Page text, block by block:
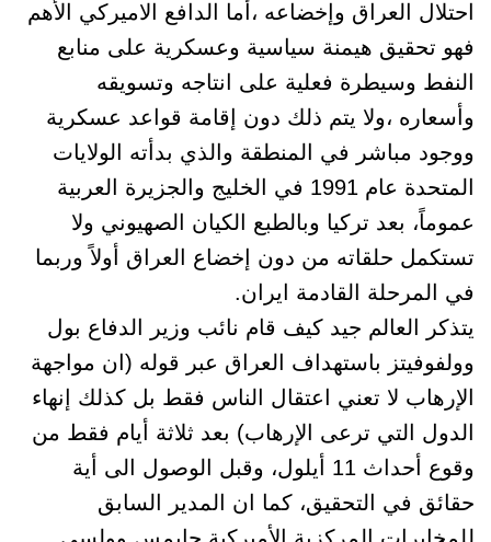
احتلال العراق وإخضاعه ،أما الدافع الاميركي الأهم
فهو تحقيق هيمنة سياسية وعسكرية على منابع
النفط وسيطرة فعلية على انتاجه وتسويقه
وأسعاره ،ولا يتم ذلك دون إقامة قواعد عسكرية
ووجود مباشر في المنطقة والذي بدأته الولايات
المتحدة عام 1991 في الخليج والجزيرة العربية
عموماً، بعد تركيا وبالطبع الكيان الصهيوني ولا
تستكمل حلقاته من دون إخضاع العراق أولاً وربما
في المرحلة القادمة ايران.
يتذكر العالم جيد كيف قام نائب وزير الدفاع بول
وولفوفيتز باستهداف العراق عبر قوله (ان مواجهة
الإرهاب لا تعني اعتقال الناس فقط بل كذلك إنهاء
الدول التي ترعى الإرهاب) بعد ثلاثة أيام فقط من
وقوع أحداث 11 أيلول، وقبل الوصول الى أية
حقائق في التحقيق، كما ان المدير السابق